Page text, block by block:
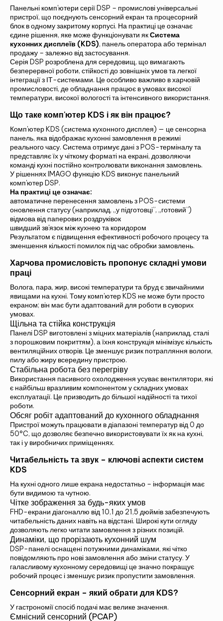
БАЧИТИ
Альтернатива:ВИБРАНА КОНФІГУРАЦІЯ
Панельні комп'ютери серії DSP – промислові універсальні
пристрої, що поєднують сенсорний екран та процесорний
блок в одному закритому корпусі. На практиці це означає
єдине рішення, яке може функціонувати якСистема
кухонних дисплеїв (KDS), панель оператора або термінал
продажу – залежно від застосування.
Серія DSP розроблена для середовищ, що вимагають
безперервної роботи, стійкості до зовнішніх умов та легкої
інтеграції з ІТ-системами. Це особливо важливо в харчовій
промисловості, де обладнання працює в умовах високої
температури, високої вологості та інтенсивного використання.
Що таке комп'ютер KDS і як він працює?
Комп'ютер KDS (система кухонного дисплея) — це сенсорна
панель, яка відображає кухонні замовлення в режимі
реального часу. Система отримує дані з POS-терміналу та
представляє їх у чіткому форматі на екрані, дозволяючи
команді кухні постійно контролювати виконання замовлень.
У рішеннях IMAGO функцію KDS виконує панельний
комп'ютер DSP.
На практиці це означає:
автоматичне перенесення замовлень з POS-системи
оновлення статусу (наприклад, „у підготовці”, „готовий”)
відмова від паперових роздруківок
швидший зв'язок між кухнею та коридором
Результатом є підвищення ефективності робочого процесу та
зменшення кількості помилок під час обробки замовлень.
Харчова промисловість пропонує складні умови
праці
Волога, пара, жир, високі температури та бруд є звичайними
явищами на кухні. Тому комп'ютер KDS не може бути просто
екраном; він має бути адаптований для роботи в суворих
умовах.
Щільна та стійка конструкція
Панелі DSP виготовлені з міцних матеріалів (наприклад, сталі
з порошковим покриттям), а їхня конструкція мінімізує кількість
вентиляційних отворів. Це зменшує ризик потрапляння вологи,
пилу або жиру всередину пристрою.
Стабільна робота без перегріву
Використання пасивного охолодження усуває вентилятори, які
є найбільш вразливим компонентом у складних умовах
експлуатації. Це призводить до більшої надійності та тихої
роботи.
Обсяг робіт адаптований до кухонного обладнання
Пристрої можуть працювати в діапазоні температур від 0 до
50°C, що дозволяє безпечно використовувати їх як на кухні,
так і у виробничих приміщеннях.
Читабельність та звук – ключові аспекти систем
KDS
На кухні одного лише екрана недостатньо – інформація має
бути видимою та чутною.
Чітке зображення за будь-яких умов
FHD-екрани діагоналлю від 10,1 до 21,5 дюймів забезпечують
читабельність даних навіть на відстані. Широкі кути огляду
дозволяють легко читати замовлення з різних позицій.
Динаміки, що прорізають кухонний шум
DSP-панелі оснащені потужними динаміками, які чітко
повідомляють про нові замовлення або зміни статусу. У
галасливому кухонному середовищі це значно покращує
робочий процес і зменшує ризик пропустити замовлення.
Сенсорний екран – який обрати для KDS?
У гастрономії спосіб подачі має велике значення.
Ємнісний сенсорний (PCAP)